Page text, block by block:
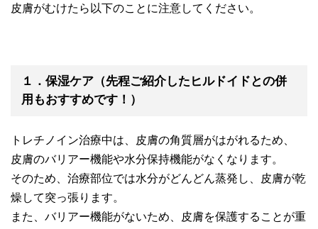
皮膚がむけたら以下のことに注意してください。
１．保湿ケア（先程ご紹介したヒルドイドとの併
用もおすすめです！）
トレチノイン治療中は、皮膚の角質層がはがれるため、
皮膚のバリアー機能や水分保持機能がなくなります。
そのため、治療部位では水分がどんどん蒸発し、皮膚が乾
燥して突っ張ります。
また、バリアー機能がないため、皮膚を保護することが重